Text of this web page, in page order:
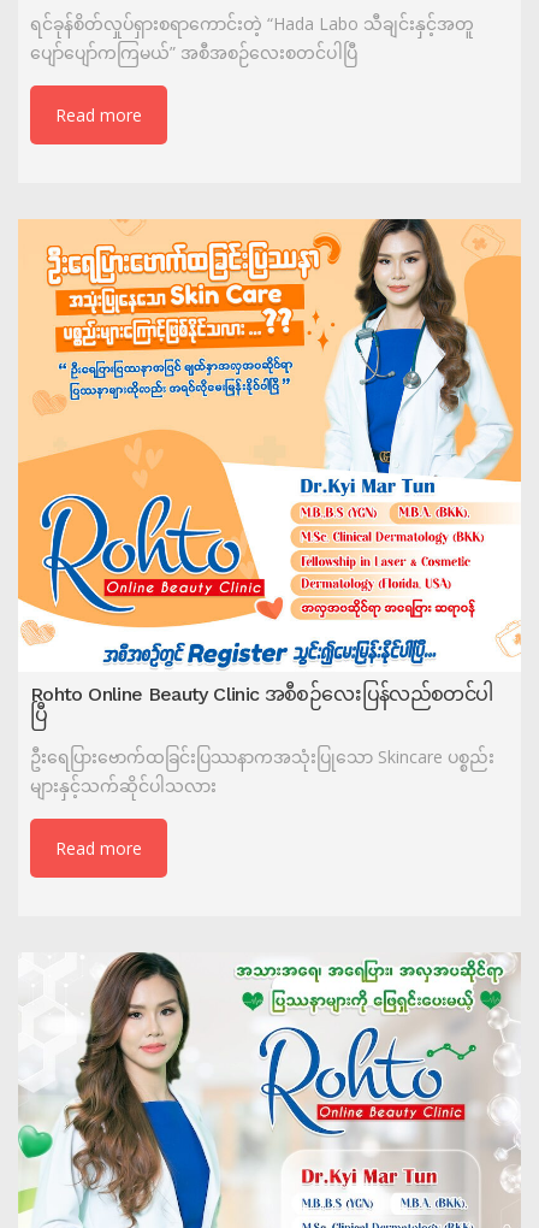
ရင်ခုန်စိတ်လှုပ်ရှားစရာကောင်းတဲ့ “Hada Labo သီချင်းနှင့်အတူ
ပျော်ပျော်ကကြမယ်” အစီအစဉ်လေးစတင်ပါပြီ
Read more
Rohto Online Beauty Clinic အစီစဉ်လေးပြန်လည်စတင်ပါ
ပြီ
ဦးရေပြားဗောက်ထခြင်းပြဿနာကအသုံးပြုသော Skincare ပစ္စည်း
များနှင့်သက်ဆိုင်ပါသလား
Read more